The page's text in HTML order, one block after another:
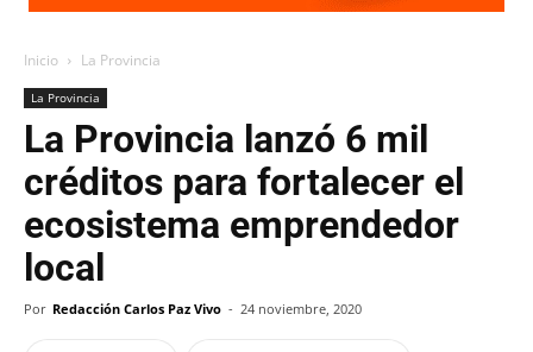
Inicio La Provincia
La Provincia
La Provincia lanzó 6 mil
créditos para fortalecer el
ecosistema emprendedor
local
Por Redacción Carlos Paz Vivo - 24 noviembre, 2020